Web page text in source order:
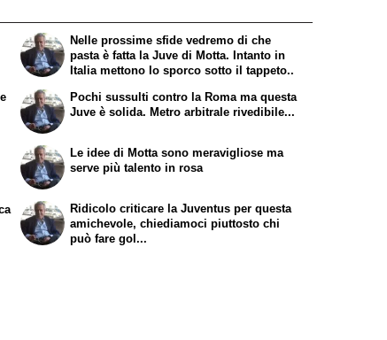
Nelle prossime sfide vedremo di che
pasta è fatta la Juve di Motta. Intanto in
Italia mettono lo sporco sotto il tappeto..
Pochi sussulti contro la Roma ma questa
Juve è solida. Metro arbitrale rivedibile...
Le idee di Motta sono meravigliose ma
serve più talento in rosa
Ridicolo criticare la Juventus per questa
amichevole, chiediamoci piuttosto chi
può fare gol...